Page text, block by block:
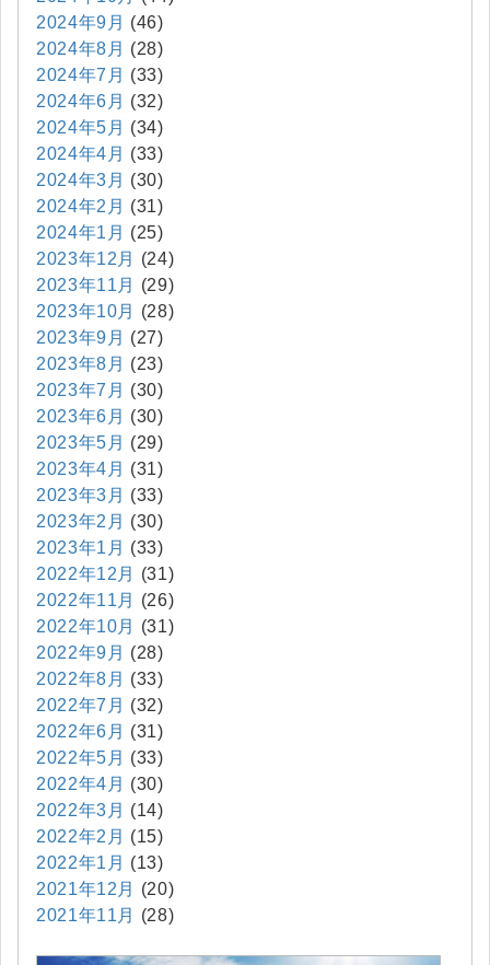
2024年9月 (46)
2024年8月 (28)
2024年7月 (33)
2024年6月 (32)
2024年5月 (34)
2024年4月 (33)
2024年3月 (30)
2024年2月 (31)
2024年1月 (25)
2023年12月
(24)
2023年11月
(29)
2023年10月
(28)
2023年9月 (27)
2023年8月 (23)
2023年7月 (30)
2023年6月 (30)
2023年5月 (29)
2023年4月 (31)
2023年3月 (33)
2023年2月 (30)
2023年1月 (33)
2022年12月
(31)
2022年11月
(26)
2022年10月
(31)
2022年9月 (28)
2022年8月 (33)
2022年7月 (32)
2022年6月 (31)
2022年5月 (33)
2022年4月 (30)
2022年3月 (14)
2022年2月 (15)
2022年1月 (13)
2021年12月
(20)
2021年11月
(28)